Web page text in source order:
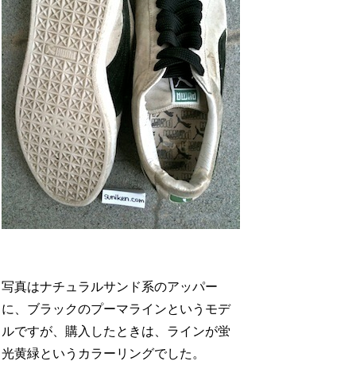
写真はナチュラルサンド系のアッパー
に、ブラックのプーマラインというモデ
ルですが、購入したときは、ラインが蛍
光黄緑というカラーリングでした。